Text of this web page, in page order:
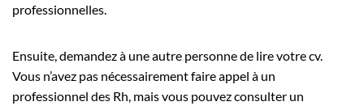
professionnelles.
Ensuite, demandez à une autre personne de lire votre cv.
Vous n’avez pas nécessairement faire appel à un
professionnel des Rh, mais vous pouvez consulter un